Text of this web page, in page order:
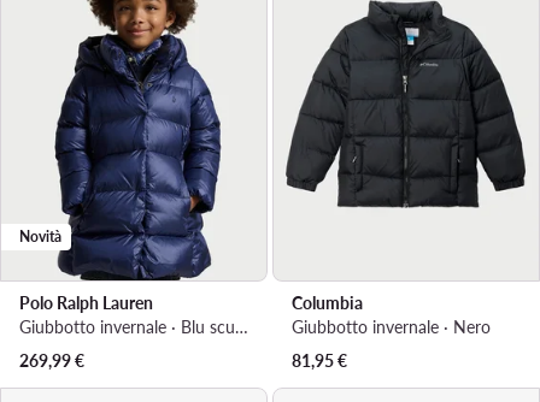
Novità
Polo Ralph Lauren
Giubbotto invernale · Blu scuro
269,99€
Columbia
Giubbotto invernale · Nero
81,95€